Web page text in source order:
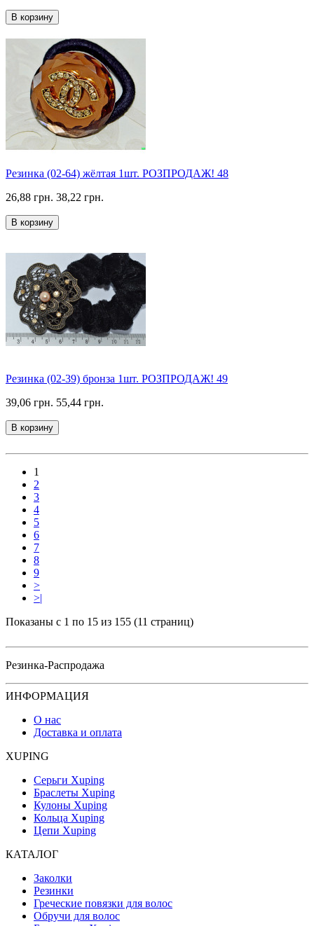
В корзину
Резинка (02-64) жёлтая 1шт. РОЗПРОДАЖ! 48
26,88 грн. 38,22 грн.
В корзину
Резинка (02-39) бронза 1шт. РОЗПРОДАЖ! 49
39,06 грн. 55,44 грн.
В корзину
1
2
3
4
5
6
7
8
9
>
>|
Показаны с 1 по 15 из 155 (11 страниц)
Резинка-Распродажа
ИНФОРМАЦИЯ
О нас
Доставка и оплата
XUPING
Серьги Xuping
Браслеты Xuping
Кулоны Xuping
Кольца Xuping
Цепи Xuping
КАТАЛОГ
Заколки
Резинки
Греческие повязки для волос
Обручи для волос